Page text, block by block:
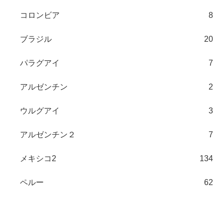
コロンビア 8
ブラジル 20
パラグアイ 7
アルゼンチン 2
ウルグアイ 3
アルゼンチン２ 7
メキシコ2 134
ペルー 62